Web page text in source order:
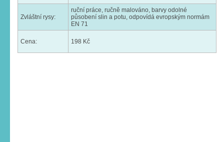
Zvláštní rysy:
ruční práce, ručně malováno, barvy odolné
působení slin a potu, odpovídá evropským normám
EN 71
Cena: 198 Kč